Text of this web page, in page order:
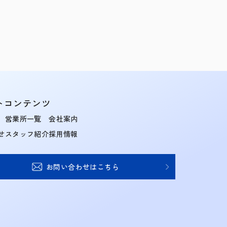
コンテンツ
営業所一覧
スタッフ紹介
会社案内
採用情報
お問い合わせはこちら